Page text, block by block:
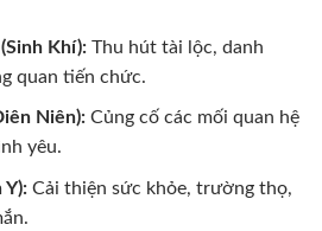
Khí):Thu hút tài lộc, danh
quan tiến chức.
Niên):Củng cố các mối quan hệ
yêu.
Y):Cải thiện sức khỏe, trường thọ,